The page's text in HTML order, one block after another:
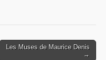
Les Muses de Maurice Denis
→